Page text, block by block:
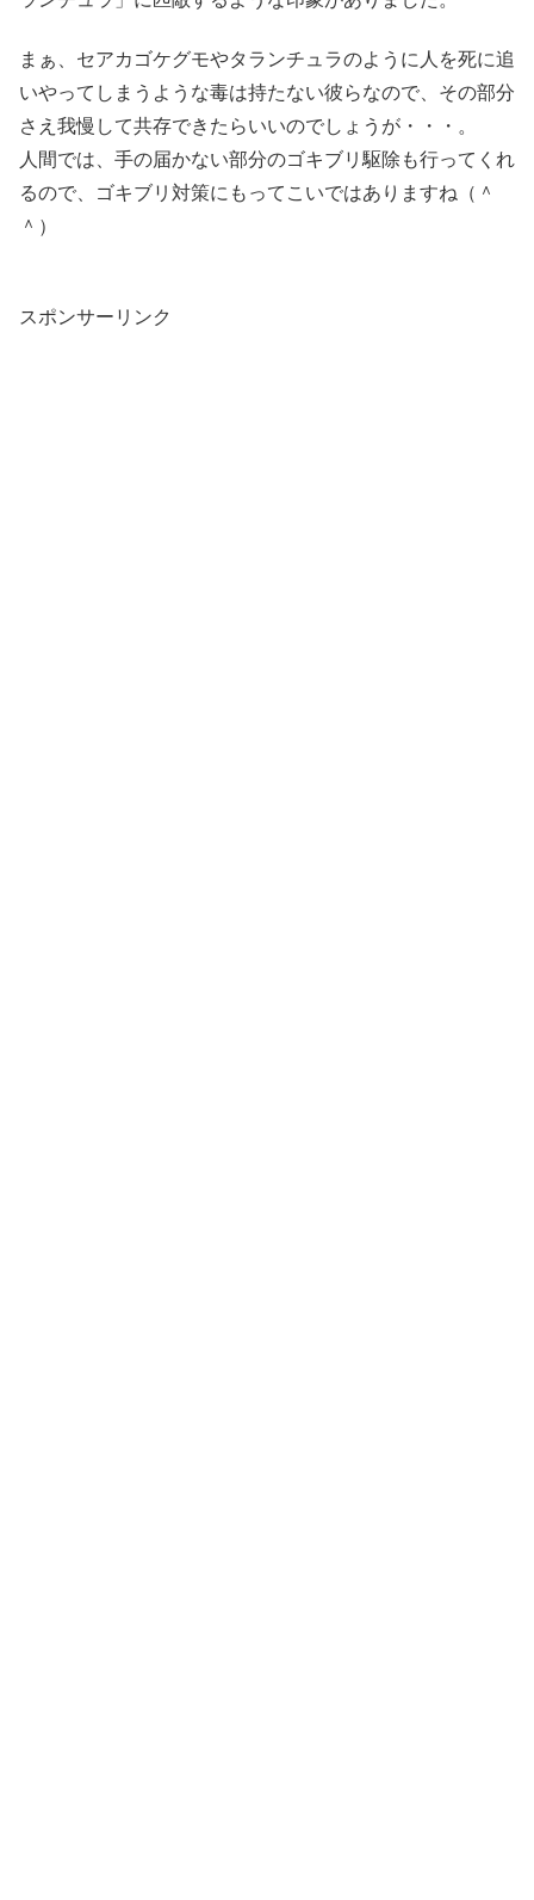
まぁ、セアカゴケグモやタランチュラのように人を死に追
いやってしまうような毒は持たない彼らなので、その部分
さえ我慢して共存できたらいいのでしょうが・・・。
人間では、手の届かない部分のゴキブリ駆除も行ってくれ
るので、ゴキブリ対策にもってこいではありますね（＾
＾）
スポンサーリンク